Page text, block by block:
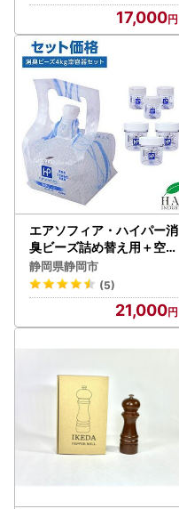
17,000
エアソフィア・ハイパー消
臭ビーズ詰め替え用＋空容
器セット◆
静岡県静岡市
(5)
21,000